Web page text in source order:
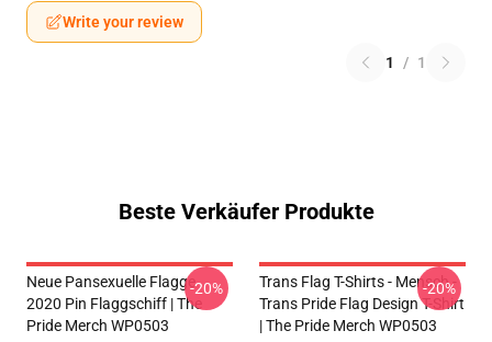
Write your review
1 / 1
Beste Verkäufer Produkte
Neue Pansexuelle Flagge
2020 Pin Flaggschiff | The
Pride Merch WP0503
-20%
Trans Flag T-Shirts - Mensch -
Trans Pride Flag Design T-Shirt
| The Pride Merch WP0503
-20%